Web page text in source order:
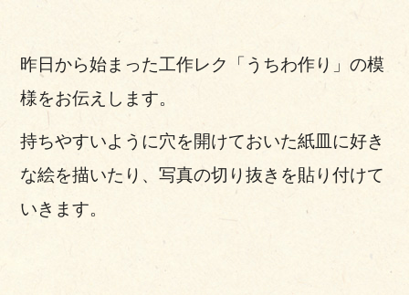
昨日から始まった工作レク「うちわ作り」の模
様をお伝えします。
持ちやすいように穴を開けておいた紙皿に好き
な絵を描いたり、写真の切り抜きを貼り付けて
いきます。